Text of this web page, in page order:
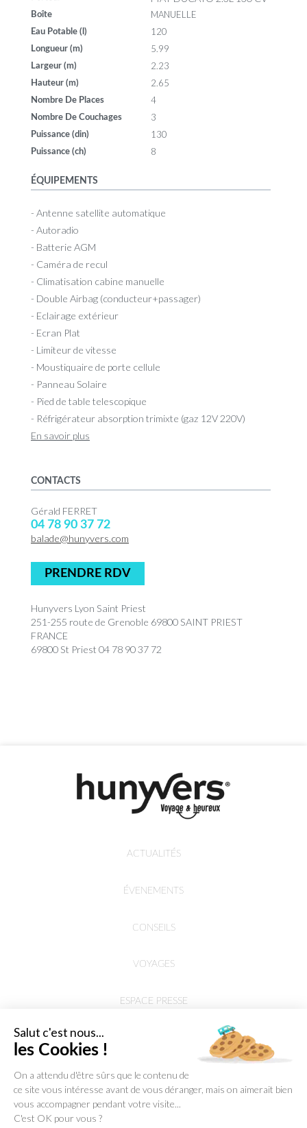
Boîte MANUELLE
Eau Potable (l) 120
Longueur (m) 5.99
Largeur (m) 2.23
Hauteur (m) 2.65
Nombre De Places 4
Nombre De Couchages 3
Puissance (din) 130
Puissance (ch) 8
ÉQUIPEMENTS
- Antenne satellite automatique
- Autoradio
- Batterie AGM
- Caméra de recul
- Climatisation cabine manuelle
- Double Airbag (conducteur+passager)
- Eclairage extérieur
- Ecran Plat
- Limiteur de vitesse
- Moustiquaire de porte cellule
- Panneau Solaire
- Pied de table telescopique
- Réfrigérateur absorption trimixte (gaz 12V 220V)
En savoir plus
CONTACTS
Gérald FERRET
04 78 90 37 72
balade@hunyvers.com
PRENDRE RDV
Hunyvers Lyon Saint Priest
251-255 route de Grenoble 69800 SAINT PRIEST
FRANCE
69800 St Priest 04 78 90 37 72
ACTUALITÉS
ÉVENEMENTS
CONSEILS
VOYAGES
ESPACE PRESSE
Salut c'est nous...
les Cookies !
On a attendu d'être sûrs que le contenu de
ce site vous intéresse avant de vous déranger, mais on aimerait bien
vous accompagner pendant votre visite...
C'est OK pour vous ?